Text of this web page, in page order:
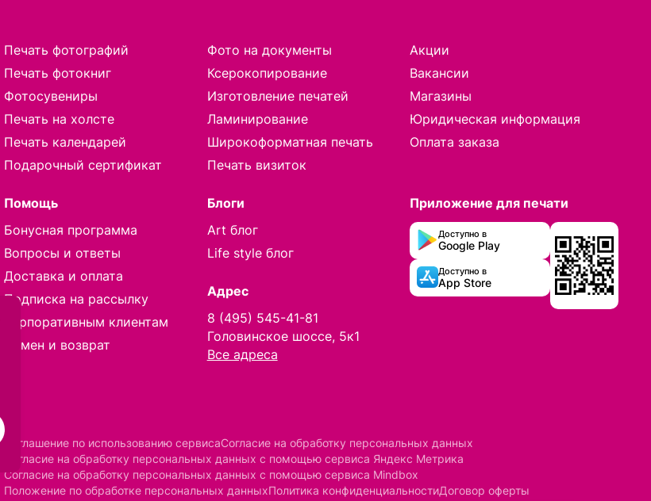
Печать фотографий
Печать фотокниг
Фотосувениры
Печать на холсте
Печать календарей
Подарочный сертификат
Фото на документы
Ксерокопирование
Изготовление печатей
Ламинирование
Широкоформатная печать
Печать визиток
Акции
Вакансии
Магазины
Юридическая информация
Оплата заказа
Помощь
Бонусная программа
Вопросы и ответы
Доставка и оплата
Подписка на рассылку
Корпоративным клиентам
Обмен и возврат
Блоги
Art блог
Life style блог
Адрес
8 (495) 545-41-81
Головинское шоссе, 5к1
Все адреса
Приложение для печати
Доступно в
Google Play
Доступно в
App Store
Соглашение по использованию сервисаСогласие на обработку персональных данных
Согласие на обработку персональных данных с помощью сервиса Яндекс Метрика
Согласие на обработку персональных данных с помощью сервиса Mindbox
Положение по обработке персональных данныхПолитика конфиденциальностиДоговор оферты